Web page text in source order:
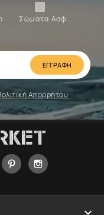
Σώματα Ασφ.
Απορρήτου
YouTube Pinterest